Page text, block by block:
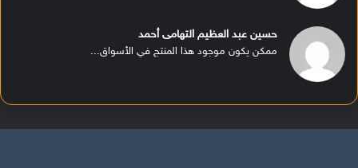
حسين عبد العظيم التهامى أحمد
ممكن يكون موجود هذا المنتج في الأسواق...